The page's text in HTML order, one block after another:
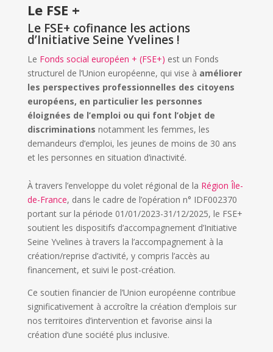
Le FSE +
Le FSE+ cofinance les actions
d’Initiative Seine Yvelines !
Le Fonds social européen + (FSE+) est un Fonds
structurel de l’Union européenne, qui vise à améliorer
les perspectives professionnelles des citoyens
européens, en particulier les personnes
éloignées de l’emploi ou qui font l’objet de
discriminations notamment les femmes, les
demandeurs d’emploi, les jeunes de moins de 30 ans
et les personnes en situation d’inactivité.
À travers l’enveloppe du volet régional de la Région Île-
de-France, dans le cadre de l’opération n° IDF002370
portant sur la période 01/01/2023-31/12/2025, le FSE+
soutient les dispositifs d’accompagnement d’Initiative
Seine Yvelines à travers la l’accompagnement à la
création/reprise d’activité, y compris l’accès au
financement, et suivi le post-création.
Ce soutien financier de l’Union européenne contribue
significativement à accroître la création d’emplois sur
nos territoires d’intervention et favorise ainsi la
création d’une société plus inclusive.